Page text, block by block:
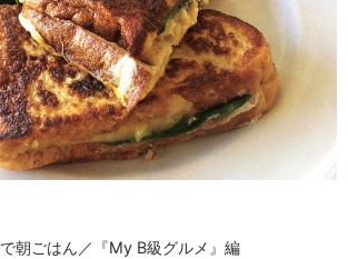
朝ごはん／『My B級グルメ』編